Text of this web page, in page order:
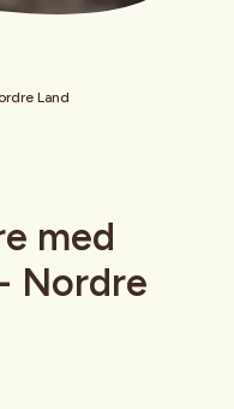
Land
med
Nordre